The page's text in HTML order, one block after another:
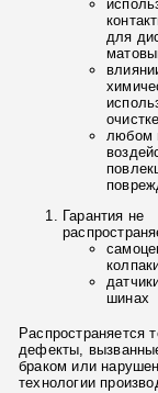
для
любом
Гарантия не
шинах
Распространяется
дефекты,
браком или
технологии